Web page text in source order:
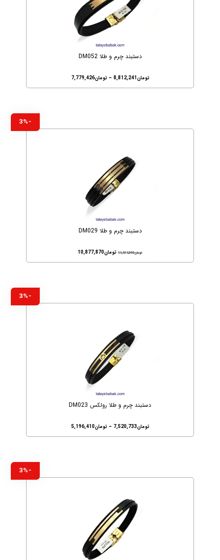
دستبند چرم و طلا DM052
تومان8,812,241
– تومان7,779,426
-3%
دستبند چرم و طلا DM029
تومان11,101,000 تومان10,877,870
-3%
دستبند چرم و طلا رولکس DM023
تومان7,520,733
– تومان5,196,410
-3%